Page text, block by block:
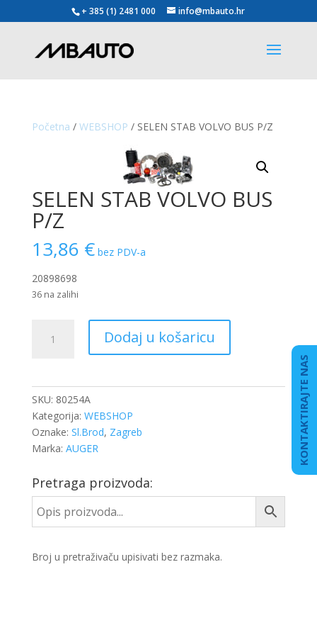
+ 385 (1) 2481 000 info@mbauto.hr
Početna / WEBSHOP / SELEN STAB VOLVO BUS P/Z
SELEN STAB VOLVO BUS
P/Z
13,86 € bez PDV-a
20898698
36 na zalihi
STAB
Dodaj u košaricu
SKU: 80254A
Kategorija: WEBSHOP
Oznake: Sl.Brod, Zagreb
Marka: AUGER
Pretraga proizvoda:
Broj u pretraživaču upisivati bez razmaka.
KONTAKTIRAJTE NAS